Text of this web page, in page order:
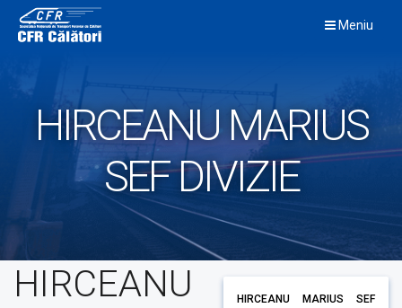
content
Meniu
HIRCEANU MARIUS
SEF DIVIZIE
HIRCEANU
HIRCEANU MARIUS SEF